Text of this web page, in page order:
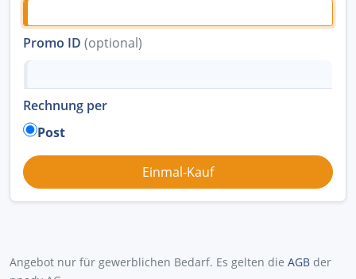
Promo ID (optional)
Rechnung per
Post
Angebot nur für gewerblichen Bedarf. Es gelten die AGB der